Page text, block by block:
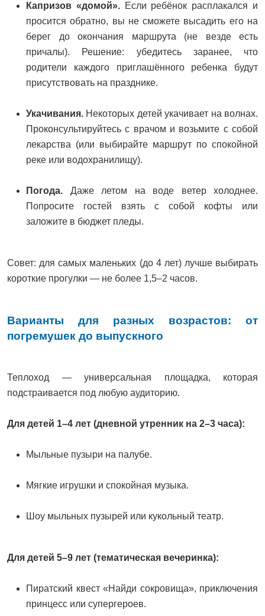
Капризов «домой».Если ребёнок расплакался и
просится обратно, вы не сможете высадить его на
берег до окончания маршрута (не везде есть
причалы). Решение: убедитесь заранее, что
родители каждого приглашённого ребенка будут
присутствовать на празднике.
Укачивания. Некоторых детей укачивает на волнах.
Проконсультируйтесь с врачом и возьмите с собой
лекарства (или выбирайте маршрут по спокойной
реке или водохранилищу).
Погода. Даже летом на воде ветер холоднее.
Попросите гостей взять с собой кофты или
заложите в бюджет пледы.
Совет: для самых маленьких (до 4 лет) лучше выбирать
короткие прогулки — не более 1,5–2 часов.
Варианты для разных возрастов: от
погремушек до выпускного
Теплоход — универсальная площадка, которая
подстраивается под любую аудиторию.
Для детей 1–4 лет (дневной утренник на 2–3 часа):
Мыльные пузыри на палубе.
Мягкие игрушки и спокойная музыка.
Шоу мыльных пузырей или кукольный театр.
Для детей 5–9 лет (тематическая вечеринка):
Пиратский квест «Найди сокровища», приключения
принцесс или супергероев.